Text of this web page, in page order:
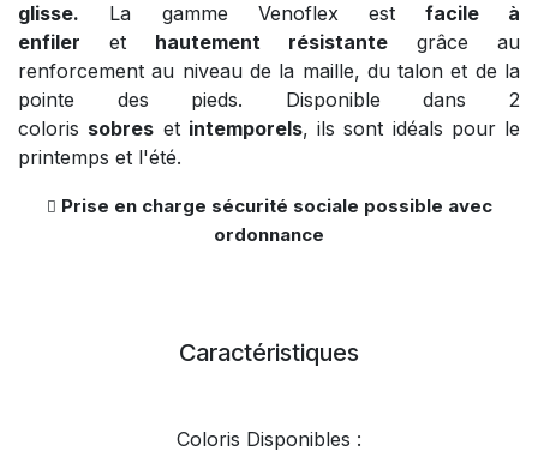
glisse. La gamme Venoflex est facile à
enfiler et hautement résistante grâce au
renforcement au niveau de la maille, du talon et de la
pointe des pieds. Disponible dans 2
coloris sobres et intemporels, ils sont idéals pour le
printemps et l'été.
Prise en charge sécurité sociale possible avec
ordonnance
Caractéristiques
Coloris Disponibles :